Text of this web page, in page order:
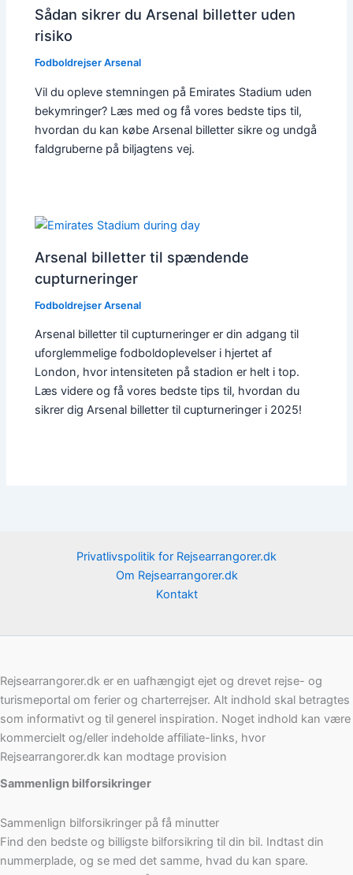
Sådan sikrer du Arsenal billetter uden
risiko
Fodboldrejser Arsenal
Vil du opleve stemningen på Emirates Stadium uden
bekymringer? Læs med og få vores bedste tips til,
hvordan du kan købe Arsenal billetter sikre og undgå
faldgruberne på biljagtens vej.
Arsenal billetter til spændende
cupturneringer
Fodboldrejser Arsenal
Arsenal billetter til cupturneringer er din adgang til
uforglemmelige fodboldoplevelser i hjertet af
London, hvor intensiteten på stadion er helt i top.
Læs videre og få vores bedste tips til, hvordan du
sikrer dig Arsenal billetter til cupturneringer i 2025!
Privatlivspolitik for Rejsearrangorer.dk
Om Rejsearrangorer.dk
Kontakt
Rejsearrangorer.dk er en uafhængigt ejet og drevet rejse- og
turismeportal om ferier og charterrejser. Alt indhold skal betragtes
som informativt og til generel inspiration. Noget indhold kan være
kommercielt og/eller indeholde affiliate-links, hvor
Rejsearrangorer.dk kan modtage provision
Sammenlign bilforsikringer
Sammenlign bilforsikringer på få minutter
Find den bedste og billigste bilforsikring til din bil. Indtast din
nummerplade, og se med det samme, hvad du kan spare.